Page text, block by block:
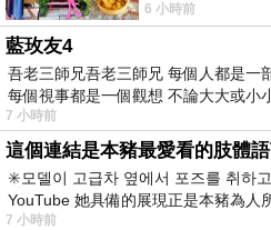
習慣一如縱容，
6 小時前
藍玫友4
吾老三師兄吾老三師兄 每個人都是一
每個視事都是一個觀想 不論大大或小
7 小時前
這個連結是本豬最愛看的肢體
✳️모델이 고급차 옆에서 포즈를 취하
YouTube 她具備的展現正是本豬為人
7 小時前